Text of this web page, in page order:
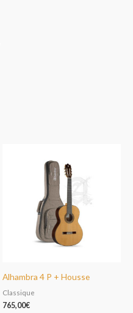
Alhambra 4 P + Housse
Classique
765,00€